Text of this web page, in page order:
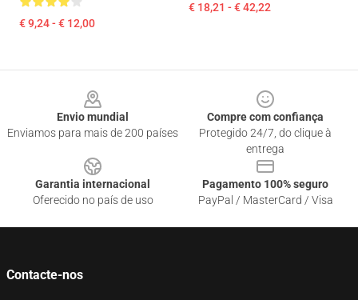
€ 9,24 - € 12,00
€ 18,21 - € 42,22
Envio mundial
Enviamos para mais de 200 países
Compre com confiança
Protegido 24/7, do clique à
entrega
Garantia internacional
Oferecido no país de uso
Pagamento 100% seguro
PayPal / MasterCard / Visa
Contacte-nos